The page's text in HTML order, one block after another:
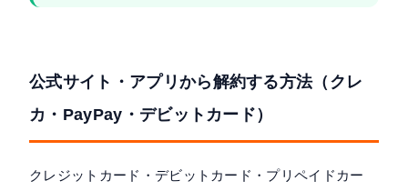
公式サイト・アプリから解約する方法（クレ
カ・PayPay・デビットカード）
クレジットカード・デビットカード・プリペイドカー